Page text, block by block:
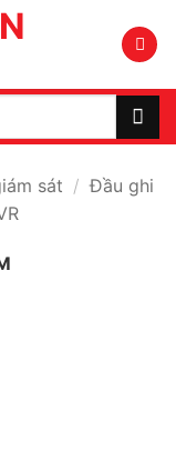
sát / Đầu ghi